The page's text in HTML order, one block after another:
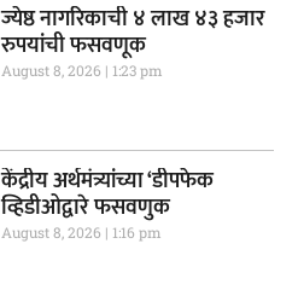
ज्येष्ठ नागरिकाची ४ लाख ४३ हजार
रुपयांची फसवणूक
August 8, 2026 1:23 pm
केंद्रीय अर्थमंत्र्यांच्या ‘डीपफेक
व्हिडीओद्वारे फसवणुक
August 8, 2026 1:16 pm